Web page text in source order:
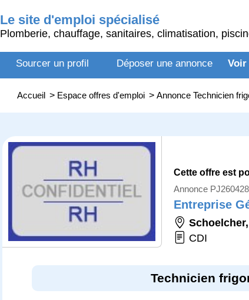
Le site d'emploi spécialisé
Plomberie, chauffage, sanitaires, climatisation,
Sourcer un profil Déposer une annonce
Accueil > Espace offres d'emploi > Annonce Technicien
Cette offre est
Annonce
Entreprise
Schoelcher,
CDI
Technicien